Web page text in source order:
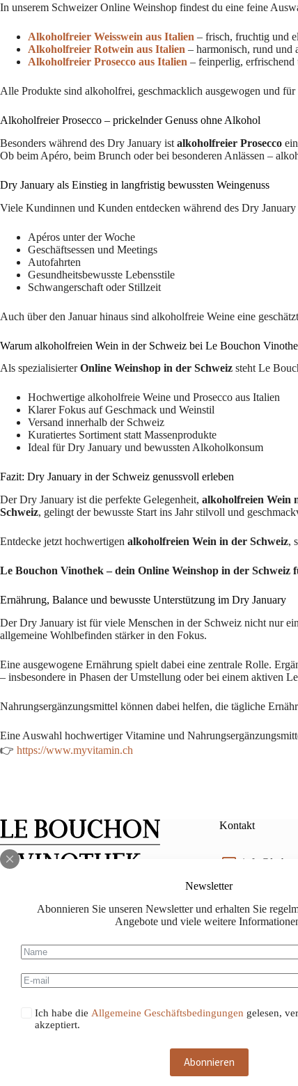
Newsletter
Abonnieren Sie unseren Newsletter und erhalten Sie
Angebote und viele weitere
Ich habe die Allgemeine Geschäftsbedingungen gelesen,
akzeptiert.
Abonnieren
In unserem Schweizer Online Weinshop findest du eine feine
Alkoholfreier Weisswein aus Italien – frisch, fruchtig und
Alkoholfreier Rotwein aus Italien – harmonisch, rund und
Alkoholfreier Prosecco aus Italien – feinperlig,
Alle Produkte sind alkoholfrei, geschmacklich ausgewogen und
Alkoholfreier Prosecco – prickelnder Genuss ohne Alkohol
Besonders während des Dry January ist alkoholfreier Prosecco
Ob beim Apéro, beim Brunch oder bei besonderen Anlässen –
Dry January als Einstieg in langfristig bewussten Weingenuss
Viele Kundinnen und Kunden entdecken während des Dry
Apéros unter der Woche
Geschäftsessen und Meetings
Autofahrten
Gesundheitsbewusste Lebensstile
Schwangerschaft oder Stillzeit
Auch über den Januar hinaus sind alkoholfreie Weine eine
Warum alkoholfreien Wein in der Schweiz bei Le Bouchon
Als spezialisierterOnline Weinshop in der Schweiz steht Le
Hochwertige alkoholfreie Weine und Prosecco aus Italien
Klarer Fokus auf Geschmack und Weinstil
Versand innerhalb der Schweiz
Kuratiertes Sortiment statt Massenprodukte
Ideal für Dry January und bewussten Alkoholkonsum
Fazit: Dry January in der Schweiz genussvoll erleben
Der Dry January ist die perfekte Gelegenheit, alkoholfreien Wein
Schweiz, gelingt der bewusste Start ins Jahr stilvoll und
Entdecke jetzt hochwertigen alkoholfreien Wein in der Schweiz,
Le Bouchon Vinothek – dein Online Weinshop in der Schweiz
Ernährung, Balance und bewusste Unterstützung im Dry January
Der Dry January ist für viele Menschen in der Schweiz nicht nur
allgemeine Wohlbefinden stärker in den Fokus.
Eine ausgewogene Ernährung spielt dabei eine zentrale Rolle.
– insbesondere in Phasen der Umstellung oder bei einem aktiven
Nahrungsergänzungsmittel können dabei helfen, die tägliche
Eine Auswahl hochwertiger Vitamine und
👉 https://www.myvitamin.ch
Kontakt
info@le-
078 714 88